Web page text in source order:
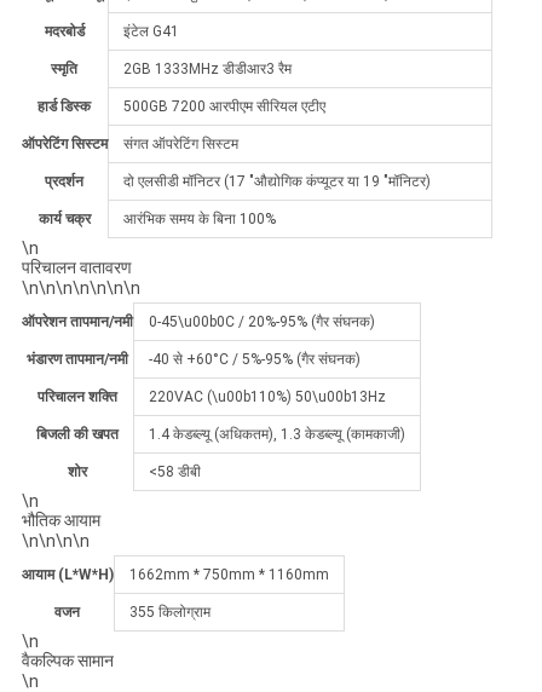
मदरबोर्ड इंटेल G41
स्मृति 2GB 1333MHz डीडीआर3 रैम
हार्ड डिस्क 500GB 7200 आरपीएम सीरियल एटीए
ऑपरेटिंग सिस्टम संगत ऑपरेटिंग सिस्टम
प्रदर्शन दो एलसीडी मॉनिटर (17 "औद्योगिक कंप्यूटर या 19 "मॉनिटर)
कार्य चक्र आरंभिक समय के बिना 100%
\n
परिचालन वातावरण
\n\n\n\n\n\n\n
ऑपरेशन तापमान/नमी 0-45\u00b0C / 20%-95% (गैर संघनक)
भंडारण तापमान/नमी -40 से +60°C / 5%-95% (गैर संघनक)
परिचालन शक्ति 220VAC (\u00b110%) 50\u00b13Hz
बिजली की खपत 1.4 केडब्ल्यू (अधिकतम), 1.3 केडब्ल्यू (कामकाजी)
शोर <58 डीबी
\n
भौतिक आयाम
\n\n\n\n
आयाम (L*W*H) 1662mm * 750mm * 1160mm
वजन 355 किलोग्राम
\n
वैकल्पिक सामान
\n